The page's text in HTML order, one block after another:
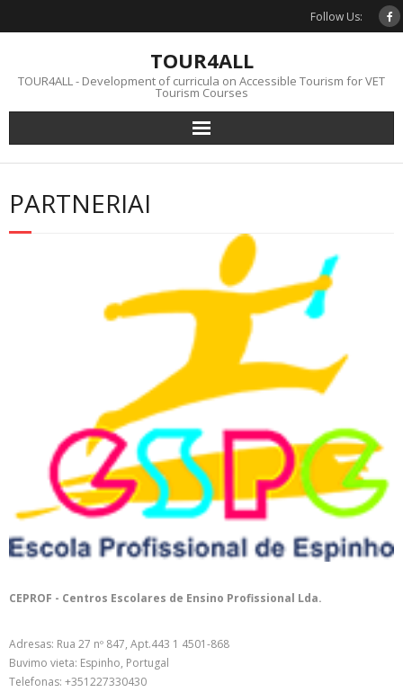
Follow Us:
TOUR4ALL
TOUR4ALL - Development of curricula on Accessible Tourism for VET
Tourism Courses
PARTNERIAI
CEPROF - Centros Escolares de Ensino Profissional Lda.
Adresas: Rua 27 nº 847, Apt.443 1 4501-868
Buvimo vieta: Espinho, Portugal
Telefonas: +351227330430